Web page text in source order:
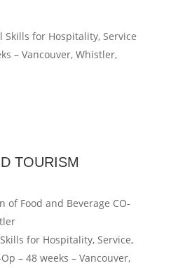
Skills for Hospitality, Service
– Vancouver, Whistler,
TOURISM
of Food and Beverage CO-
for Hospitality, Service,
– 48 weeks – Vancouver,